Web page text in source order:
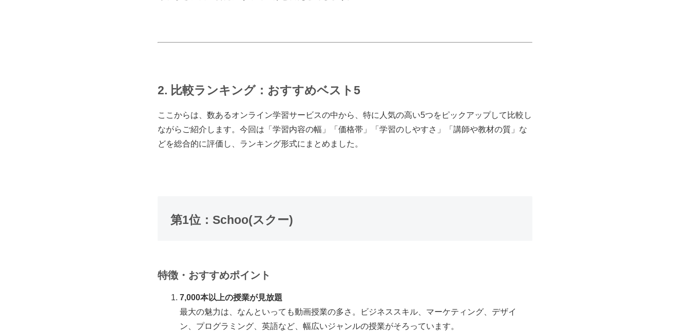
2. 比較ランキング：おすすめベスト5
ここからは、数あるオンライン学習サービスの中から、特に人気の高い5つをピックアップして比較し
ながらご紹介します。今回は「学習内容の幅」「価格帯」「学習のしやすさ」「講師や教材の質」な
どを総合的に評価し、ランキング形式にまとめました。
第1位：Schoo(スクー)
特徴・おすすめポイント
7,000本以上の授業が見放題
最大の魅力は、なんといっても動画授業の多さ。ビジネススキル、マーケティング、デザイ
ン、プログラミング、英語など、幅広いジャンルの授業がそろっています。